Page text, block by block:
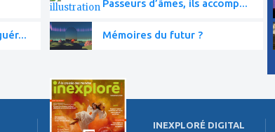
Passeurs d’âmes, ils accomp...
Mémoires du futur ?
INEXPLORÉ DIGITAL